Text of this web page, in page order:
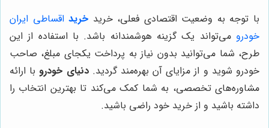
با توجه به وضعیت اقتصادی فعلی، خرید خریداقساطی ایران
خودرو می‌تواند یک گزینه هوشمندانه باشد. با استفاده از این
طرح، شما می‌توانید بدون نیاز به پرداخت یکجای مبلغ، صاحب
خودرو شوید و از مزایای آن بهره‌مند گردید.دنیای خودرو با ارائه
مشاوره‌های تخصصی، به شما کمک می‌کند تا بهترین انتخاب را
داشته باشید و از خرید خود راضی باشید.